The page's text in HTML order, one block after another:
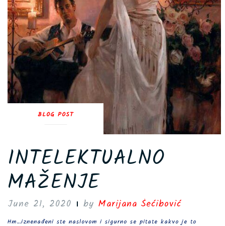
BLOG POST
INTELEKTUALNO
MAŽENJE
June 21, 2020 by Marijana Šećibović
Hm…iznenađeni ste naslovom i sigurno se pitate kakvo je to